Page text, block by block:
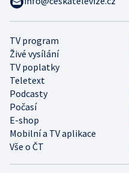
TV program
Živé vysílání
TV poplatky
Teletext
Podcasty
Počasí
E-shop
Mobilní a TV aplikace
Vše o ČT